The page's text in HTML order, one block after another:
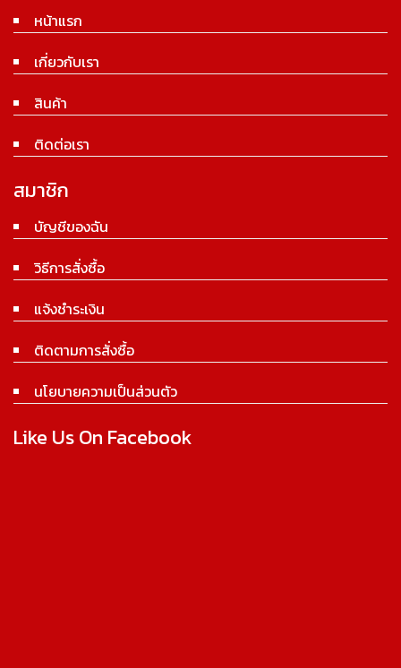
หน้าแรก
เกี่ยวกับเรา
สินค้า
ติดต่อเรา
สมาชิก
บัญชีของฉัน
วิธีการสั่งซื้อ
แจ้งชำระเงิน
ติดตามการสั่งซื้อ
นโยบายความเป็นส่วนตัว
Like Us On Facebook